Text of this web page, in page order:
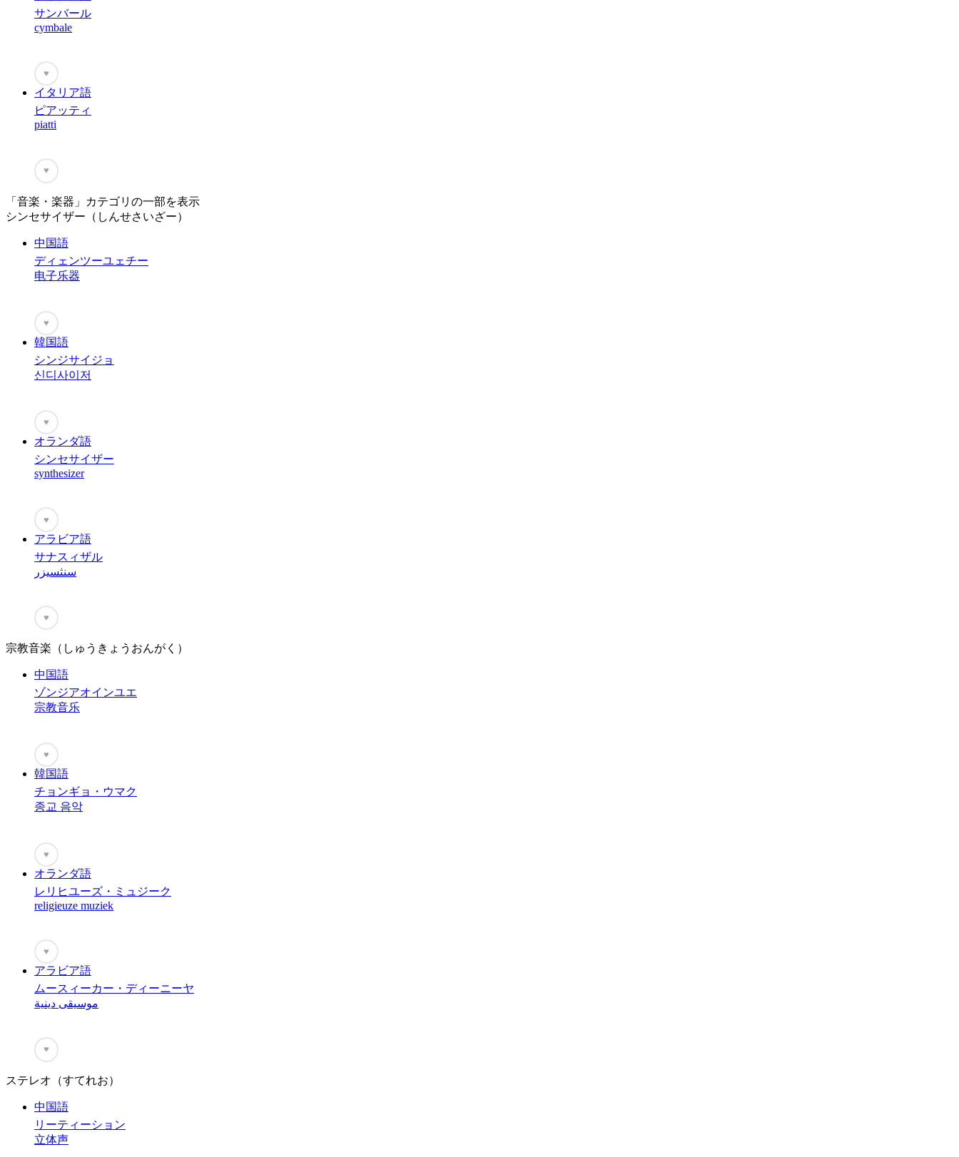
サンバール
cymbale
♥
イタリア語
ピアッティ
piatti
♥
「音楽・楽器」カテゴリの一部を表示
シンセサイザー（しんせさいざー）
中国語
ディェンツーユェチー
电子乐器
♥
韓国語
シンジサイジョ
신디사이저
♥
オランダ語
シンセサイザー
synthesizer
♥
アラビア語
サナスィザル
سنثسيزر
♥
宗教音楽（しゅうきょうおんがく）
中国語
ゾンジアオインユエ
宗教音乐
♥
韓国語
チョンギョ・ウマク
종교 음악
♥
オランダ語
レリヒユーズ・ミュジーク
religieuze muziek
♥
アラビア語
ムースィーカー・ディーニーヤ
موسيقى دينية
♥
ステレオ（すてれお）
中国語
リーティーション
立体声